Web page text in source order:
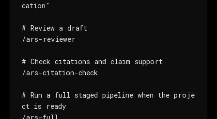
cation"
# Review a draft
/ars-reviewer
# Check citations and claim support
/ars-citation-check
# Run a full staged pipeline when the proje
ct is ready
/ars-full
THIS WEEK'S DIGEST
MCP pick of the week
Rules & workflow pack
FREE NEWSLETTER